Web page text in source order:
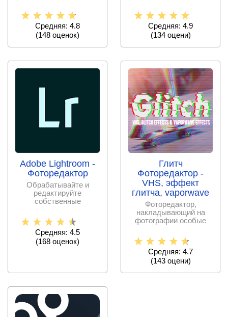
Средняя: 4.8
(148 оценок)
инструмента с
Средняя: 4.9
(134оцени)
Adobe Lightroom -
Фоторедактор
Обрабатывайте и
редактируйте
собственные
множество фильтров и
Средняя: 4.5
(168 оценок)
Глитч
Фоторедактор -
VHS, эффект
глитча, vaporwave
Фоторедактор,
накладывающий на
фотографии особые
обрабатывать
Средняя: 4.7
(143оцени)